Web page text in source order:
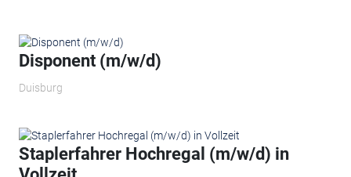
Disponent (m/w/d)
Duisburg
Staplerfahrer Hochregal (m/w/d) in